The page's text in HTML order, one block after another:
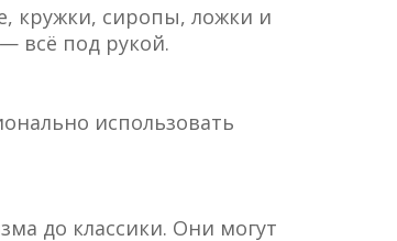
кружки, сиропы, ложки и
всё под рукой.
использовать
до классики. Они могут